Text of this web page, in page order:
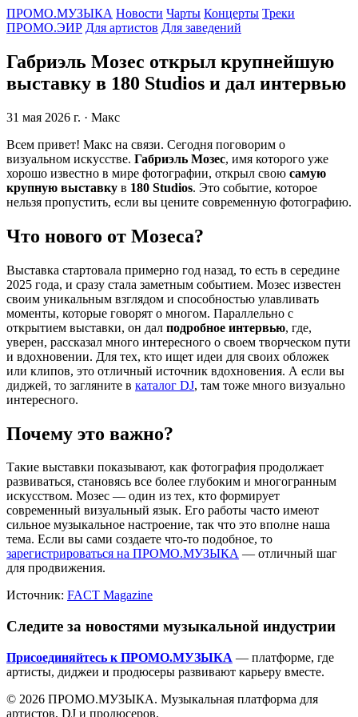
ПРОМО.МУЗЫКА Новости Чарты Концерты Треки
ПРОМО.ЭИР Для артистов Для заведений
Габриэль Мозес открыл крупнейшую
выставку в 180 Studios и дал интервью
31 мая 2026 г. · Макс
Всем привет! Макс на связи. Сегодня поговорим о
визуальном искусстве. Габриэль Мозес, имя которого уже
хорошо известно в мире фотографии, открыл свою самую
крупную выставку в 180 Studios. Это событие, которое
нельзя пропустить, если вы цените современную фотографию.
Что нового от Мозеса?
Выставка стартовала примерно год назад, то есть в середине
2025 года, и сразу стала заметным событием. Мозес известен
своим уникальным взглядом и способностью улавливать
моменты, которые говорят о многом. Параллельно с
открытием выставки, он дал подробное интервью, где,
уверен, рассказал много интересного о своем творческом пути
и вдохновении. Для тех, кто ищет идеи для своих обложек
или клипов, это отличный источник вдохновения. А если вы
диджей, то загляните в каталог DJ, там тоже много визуально
интересного.
Почему это важно?
Такие выставки показывают, как фотография продолжает
развиваться, становясь все более глубоким и многогранным
искусством. Мозес — один из тех, кто формирует
современный визуальный язык. Его работы часто имеют
сильное музыкальное настроение, так что это вполне наша
тема. Если вы сами создаете что-то подобное, то
зарегистрироваться на ПРОМО.МУЗЫКА — отличный шаг
для продвижения.
Источник: FACT Magazine
Следите за новостями музыкальной индустрии
Присоединяйтесь к ПРОМО.МУЗЫКА — платформе, где
артисты, диджеи и продюсеры развивают карьеру вместе.
© 2026 ПРОМО.МУЗЫКА. Музыкальная платформа для
артистов, DJ и продюсеров.